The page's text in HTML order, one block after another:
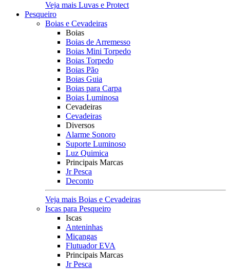
Veja mais Luvas e Protect
Pesqueiro
Boias e Cevadeiras
Boias
Boias de Arremesso
Boias Mini Torpedo
Boias Torpedo
Boias Pão
Boias Guia
Boias para Carpa
Boias Luminosa
Cevadeiras
Cevadeiras
Diversos
Alarme Sonoro
Suporte Luminoso
Luz Quimica
Principais Marcas
Jr Pesca
Deconto
Veja mais Boias e Cevadeiras
Iscas para Pesqueiro
Iscas
Anteninhas
Miçangas
Flutuador EVA
Principais Marcas
Jr Pesca